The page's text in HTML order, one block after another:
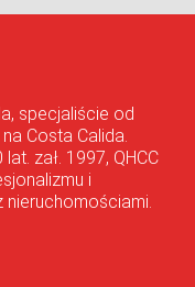
specjaliście od
Costa Calida.
zał. 1997, QHCC
i
nieruchomościami.